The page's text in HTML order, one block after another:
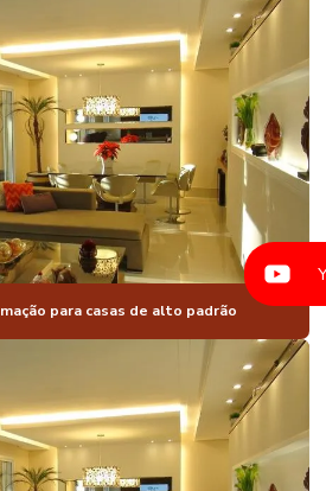
para casas de alto padrão